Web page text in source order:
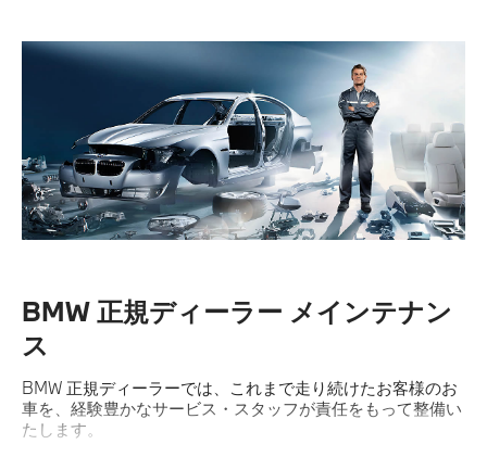
BMW 正規ディーラー メインテナン
ス
BMW 正規ディーラーでは、これまで走り続けたお客様のお
車を、経験豊かなサービス・スタッフが責任をもって整備い
たします。